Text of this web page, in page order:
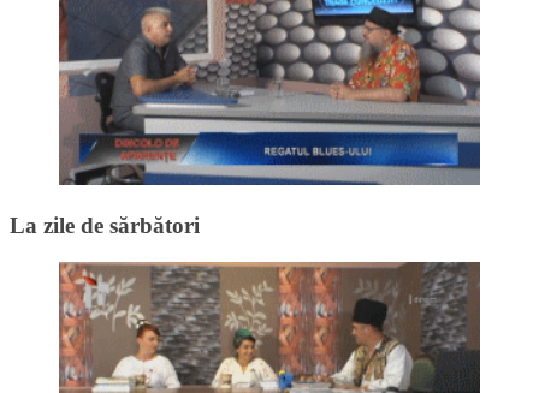
La zile de sărbători